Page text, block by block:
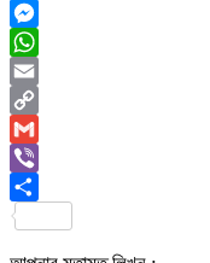
Twitter
Messenger
WhatsApp
Email
Copy
Link
Gmail
Viber